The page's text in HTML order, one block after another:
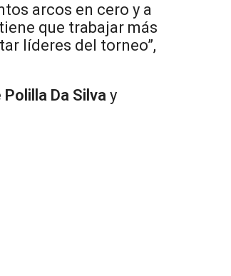
arcos en cero y a
que trabajar más
líderes del torneo”,
Polilla Da Silva y